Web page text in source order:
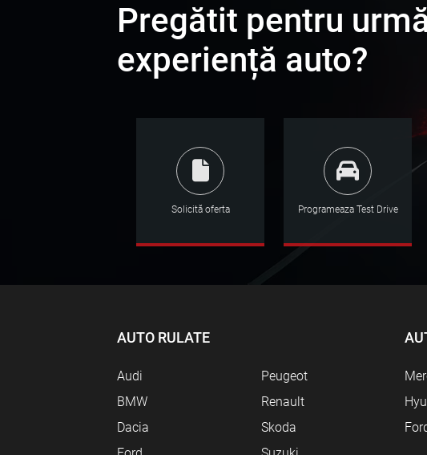
Pregătit pentru
experiență auto?
Solicită oferta Programeaza Test Drive
AUTO RULATE
Audi
BMW
Dacia
Peugeot
Renault
Skoda